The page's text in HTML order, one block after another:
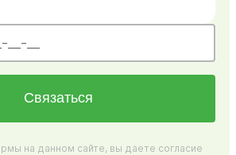
Связаться
на данном сайте, вы даете согласие